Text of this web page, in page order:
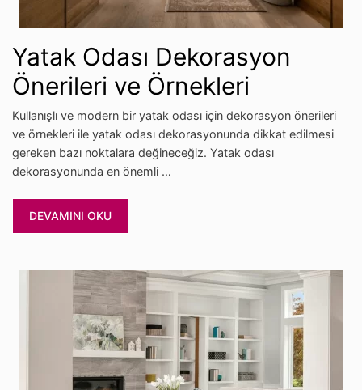
Yatak Odası Dekorasyon
Önerileri ve Örnekleri
Kullanışlı ve modern bir yatak odası için dekorasyon önerileri
ve örnekleri ile yatak odası dekorasyonunda dikkat edilmesi
gereken bazı noktalara değineceğiz. Yatak odası
dekorasyonunda en önemli …
DEVAMINI OKU